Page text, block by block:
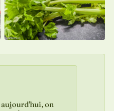
aujourd'hui, on